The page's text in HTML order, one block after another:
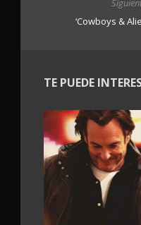
‘Cowboys &
TE PUEDE